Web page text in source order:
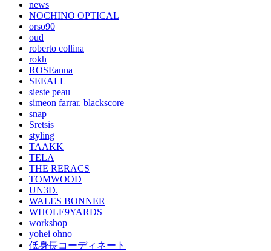
news
NOCHINO OPTICAL
orso90
oud
roberto collina
rokh
ROSEanna
SEEALL
sieste peau
simeon farrar. blackscore
snap
Sretsis
styling
TAAKK
TELA
THE RERACS
TOMWOOD
UN3D.
WALES BONNER
WHOLE9YARDS
workshop
yohei ohno
低身長コーディネート